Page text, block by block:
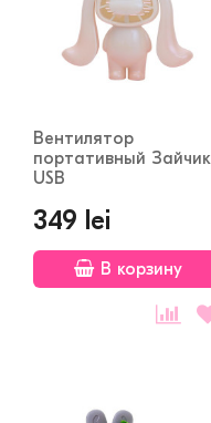
Вентилятор
портативный Зайчик
USB
349 lei
В корзину